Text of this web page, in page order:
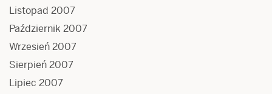
Listopad 2007
Październik 2007
Wrzesień 2007
Sierpień 2007
Lipiec 2007